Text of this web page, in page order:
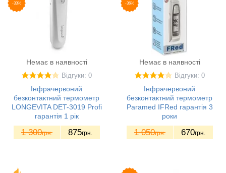
-33%
Немає в наявності
Відгуки: 0
Інфрачервоний
безконтактний термометр
LONGEVITA DET-3019 Profi
гарантія 1 рік
1 300грн. 875грн.
-36%
Немає в наявності
Відгуки: 0
Інфрачервоний
безконтактний термометр
Paramed IFRed гарантія 3
роки
1 050грн. 670грн.